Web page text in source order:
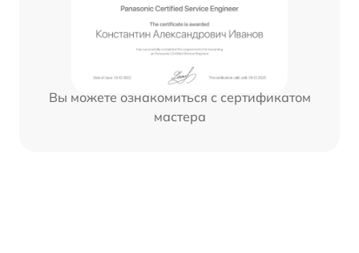
Вы можете ознакомиться с сертификатом
мастера